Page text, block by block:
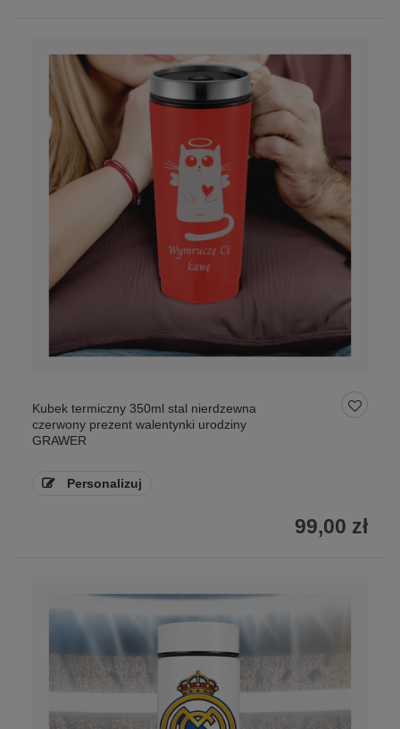
Kubek termiczny 350ml stal nierdzewna
czerwony prezent walentynki urodziny
GRAWER
Personalizuj
99,00 zł